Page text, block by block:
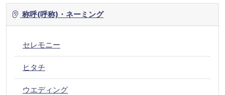
称呼(呼称)・ネーミング
セレモニー
ヒタチ
ウエディング